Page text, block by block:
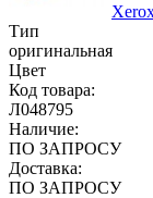
Тип
оригинальная
Цвет
Код товара:
Л048795
Наличие:
ПО ЗАПРОСУ
Доставка:
ПО ЗАПРОСУ